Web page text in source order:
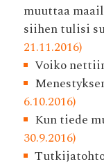
muuttaa
siihen tulisi
21.11.2016)
Voiko
6.10.2016)
Kun tiede
30.9.2016)